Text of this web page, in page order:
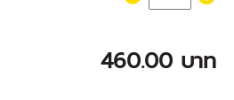
460.00 บาท